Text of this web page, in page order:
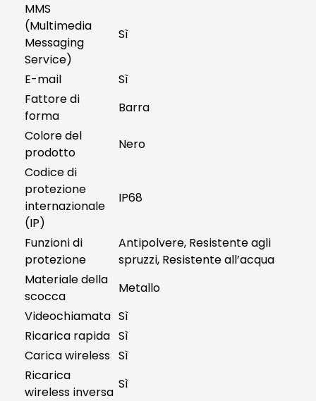
MMS
(Multimedia
Messaging
Service)
Sì
E-mail
Sì
Fattore di
forma
Barra
Colore del
prodotto
Nero
Codice di
protezione
internazionale
(IP)
IP68
Funzioni di
protezione
Antipolvere, Resistente agli
spruzzi, Resistente all’acqua
Materiale della
scocca
Metallo
Videochiamata Sì
Ricarica rapida Sì
Carica wireless Sì
Ricarica
wireless inversa
Sì